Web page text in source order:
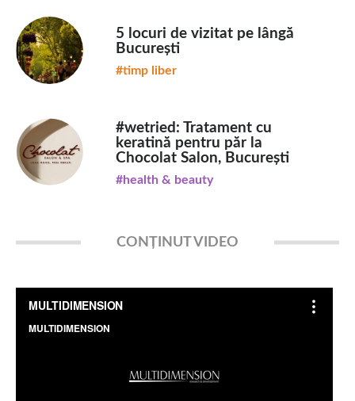
5 locuri de vizitat pe lângă
București
#timp liber
#wetried: Tratament cu
keratină pentru păr la
Chocolat Salon, București
#health & beauty
CONȚINUT VIDEO